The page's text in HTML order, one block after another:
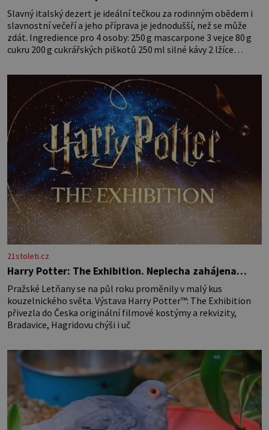
Slavný italský dezert je ideální tečkou za rodinným obědem i
slavnostní večeří a jeho příprava je jednodušší, než se může
zdát. Ingredience pro 4 osoby: 250 g mascarpone 3 vejce 80 g
cukru 200 g cukrářských piškotů 250 ml silné kávy 2 lžíce
Žloutky vyšlehejte s cukrem do světlé pěny a postupně do nich
vmíchejte mascarpone, aby vznikl hladký
21stoleti.cz
Harry Potter: The Exhibition. Neplecha zahájena…
Pražské Letňany se na půl roku proměnily v malý kus
kouzelnického světa. Výstava Harry Potter™: The Exhibition
přivezla do Česka originální filmové kostýmy a rekvizity,
Bradavice, Hagridovu chýši i uč